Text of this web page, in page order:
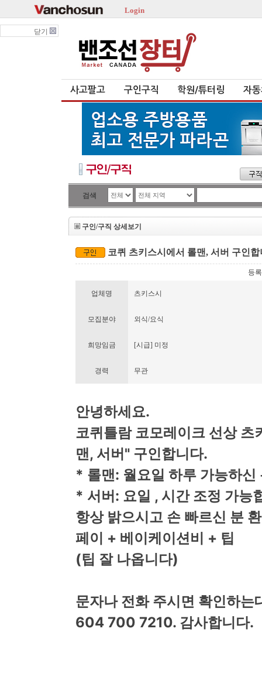
Login
닫기
사고팔고 구인구직 학원/튜터링 자
검색
구인/구직 상세보기
코퀴 츠키스시에서 롤맨, 서버 구인합
등
업체명 츠키스시
모집분야 외식/요식
희망임금 [시급] 미정
경력 무관
안녕하세요.
코퀴틀람 코모레이크 선상 츠
맨, 서버" 구인합니다.
* 롤맨: 월요일 하루 가능하신
* 서버: 요일 , 시간 조정 가능
항상 밝으시고 손 빠르신 분
페이 + 베이케이션비 + 팁
(팁 잘 나옵니다)
문자나 전화 주시면 확인하는
604 700 7210. 감사합니다.